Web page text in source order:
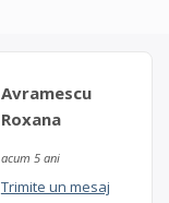
Avramescu
Roxana
acum 5 ani
Trimite un mesaj